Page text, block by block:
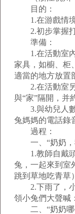
目的：
1.在游戲情境
2.初步掌握打
準備：
1.在活動室內
家具，如櫥、柜
適當的地方放置
2.在活動室另
與“家”隔開，并
3.與幼兒人數
兔媽媽的電話錄
過程：
一、“奶奶，
1.教師自戴頭
兔，一起來到室
跳到草地吃青草
2.下雨了，小
領小兔們大聲喊
二、“奶奶哪